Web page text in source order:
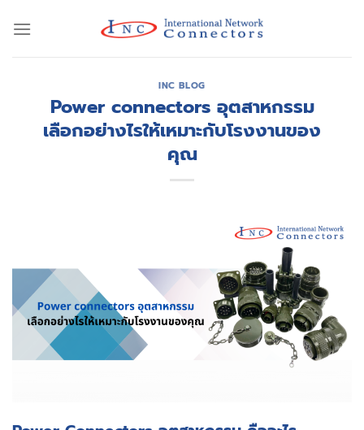
INC BLOG
Power connectors อุตสาหกรรม
เลือกอย่างไรให้เหมาะกับโรงงานของ
คุณ